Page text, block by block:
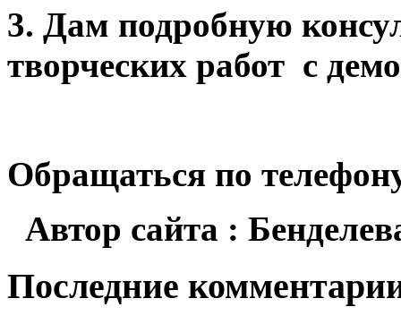
3. Дам подробную
творческих работ с
Обращаться по
Автор сайта :
Последние